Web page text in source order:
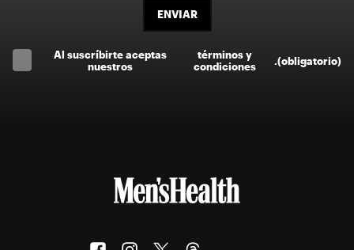
ENVIAR
Al suscríbirte aceptas
nuestros
términos y
condiciones
(obligatorio)